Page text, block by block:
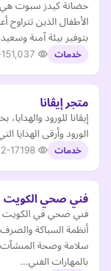
حضانة كيدز سبوت هي
الأطفال الذين تتراوح
بتوفير بيئة آمنة
خدمات
متجر إيڤانا
الورود وأرقى
خدمات 17
فني صحي الكويت
فني صحي في الكويت
أنظمة السباكة
سلامة وصحة المنشآت
بالمهارات الفني…